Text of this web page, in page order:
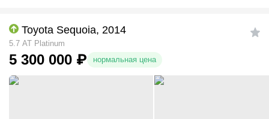
Toyota Sequoia, 2014
5.7 АТ Platinum
5 300 000 ₽ нормальная цена